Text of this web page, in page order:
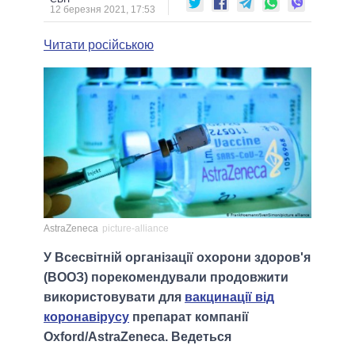
12 березня 2021, 17:53
Читати російською
AstraZeneca picture-alliance
У Всесвітній організації охорони здоров'я
(ВООЗ) порекомендували продовжити
використовувати для вакцинації від
коронавірусу препарат компанії
Oxford/AstraZeneca. Ведеться